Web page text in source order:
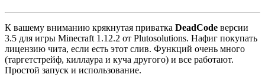
К вашему вниманию крякнутая приватка DeadCode версии
3.5 для игры Minecraft 1.12.2 от Plutosolutions. Нафиг покупать
лицензию чита, если есть этот слив. Функций очень много
(таргетстрейф, киллаура и куча другого) и все работают.
Простой запуск и использование.